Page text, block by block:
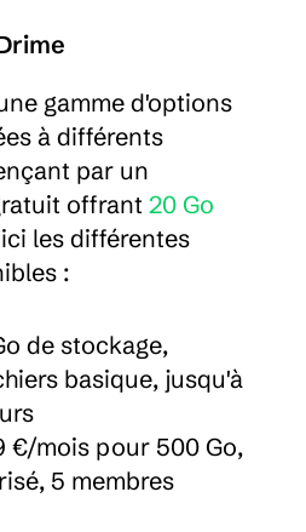
gamme d'options
à différents
par un
offrant 20 Go
les différentes
:
de stockage,
basique, jusqu'à
€/mois pour 500 Go,
5 membres